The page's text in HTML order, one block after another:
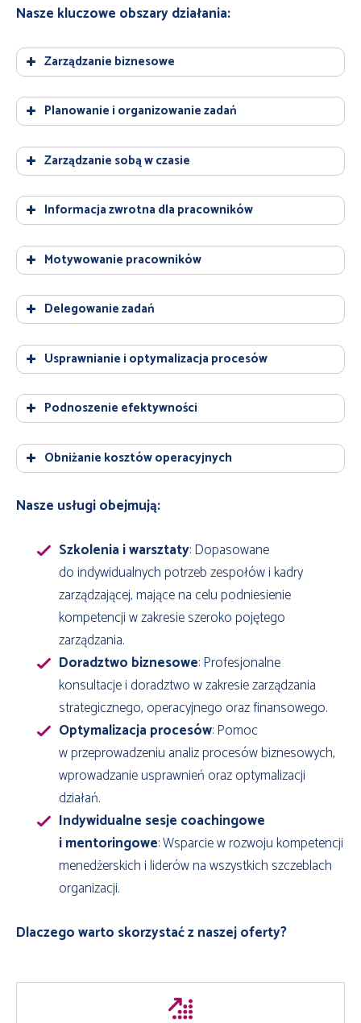
Nasze kluczowe obszary działania:
Zarządzanie biznesowe
Planowanie i organizowanie zadań
Zarządzanie sobą w czasie
Informacja zwrotna dla pracowników
Motywowanie pracowników
Delegowanie zadań
Usprawnianie i optymalizacja procesów
Podnoszenie efektywności
Obniżanie kosztów operacyjnych
Nasze usługi obejmują:
Szkolenia i warsztaty: Dopasowane
do indywidualnych potrzeb zespołów i kadry
zarządzającej, mające na celu podniesienie
kompetencji w zakresie szeroko pojętego
zarządzania.
Doradztwo biznesowe: Profesjonalne
konsultacje i doradztwo w zakresie zarządzania
strategicznego, operacyjnego oraz finansowego.
Optymalizacja procesów: Pomoc
w przeprowadzeniu analiz procesów biznesowych,
wprowadzanie usprawnień oraz optymalizacji
działań.
Indywidualne sesje coachingowe
i mentoringowe: Wsparcie w rozwoju kompetencji
menedżerskich i liderów na wszystkich szczeblach
organizacji.
Dlaczego warto skorzystać z naszej oferty?